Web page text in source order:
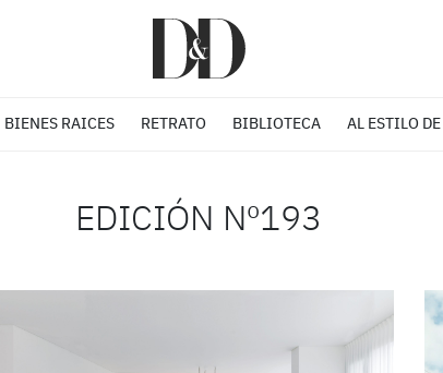
BIENES RAICES RETRATO BIBLIOTECA AL ESTILO DE
EDICIÓN Nº193